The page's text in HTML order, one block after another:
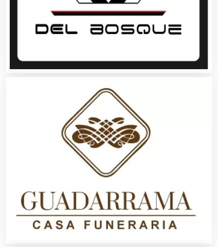
Aire Acondicionado
Alimentos
Almacenaje
Alquiler de Autos
Alquiler de Equipos para Fiestas